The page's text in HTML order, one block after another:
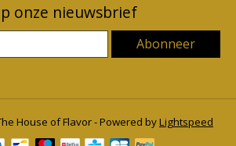
onze nieuwsbrief
Abonneer
House of Flavor - Powered byLightspeed